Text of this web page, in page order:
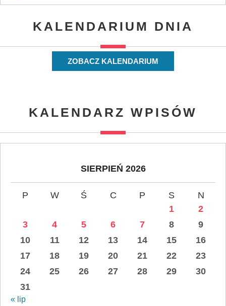
KALENDARIUM DNIA
ZOBACZ KALENDARIUM
KALENDARZ WPISÓW
SIERPIEŃ 2026
P W Ś C P S
N
1
2
3
4 5 6 7 8
9
10
11 12 13 14 15
16
17
18 19 20 21 22
23
24
25 26 27 28 29
30
31
« lip